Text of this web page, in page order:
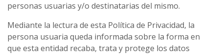
personas usuarias y/o destinatarias del mismo.
Mediante la lectura de esta Política de Privacidad, la
persona usuaria queda informada sobre la forma en
que esta entidad recaba, trata y protege los datos